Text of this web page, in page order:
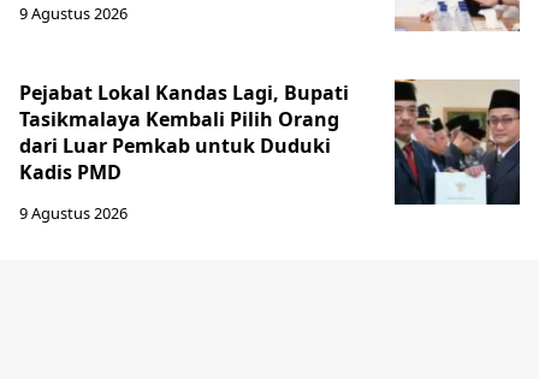
9 Agustus 2026
Pejabat Lokal Kandas Lagi, Bupati
Tasikmalaya Kembali Pilih Orang
dari Luar Pemkab untuk Duduki
Kadis PMD
9 Agustus 2026